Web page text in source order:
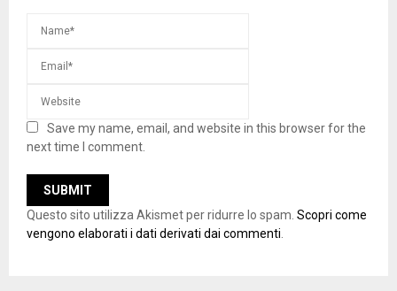
Save my name, email, and website in this browser for the
next time I comment.
Questo sito utilizza Akismet per ridurre lo spam. Scopri come
vengono elaborati i dati derivati dai commenti